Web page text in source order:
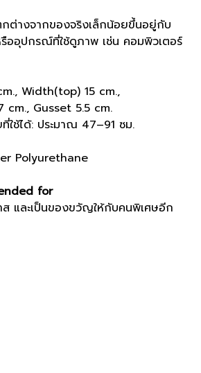
ต่างจากของจริงเล็กน้อยขึ้นอยู่กับ
ออุปกรณ์ที่ใช้ดูภาพ เช่น คอมพิวเตอร์
Width(top) 15 cm.,
Gusset 5.5 cm.
ใช้ได้: ประมาณ 47–91 ซม.
Polyurethane
for
ส และเป็นของขวัญให้กับคนพิเศษอีก